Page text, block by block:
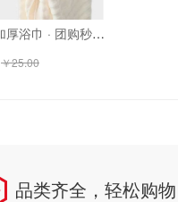
【竹节绒加厚浴巾 · 团购秒杀】17.9元抢2条！ 成人加大加厚，吸水快、超柔软！
￥25.00
品类齐全，轻松购物